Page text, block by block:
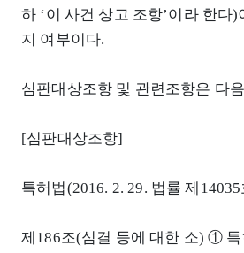
하 ‘이 사건 상고 조항’이라 한다
지 여부이다.
심판대상조항 및 관련조항은 다
[심판대상조항]
특허법(2016. 2. 29. 법률 제
제186조(심결 등에 대한 소) ①